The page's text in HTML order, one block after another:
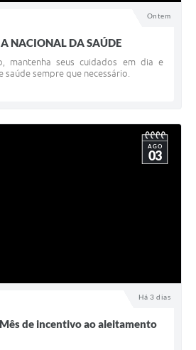
Ontem
NACIONAL DA SAÚDE
mantenha seus cuidados em dia e
saúde sempre que necessário.
Há 3 dias
AGO
03
de incentivo ao aleitamento